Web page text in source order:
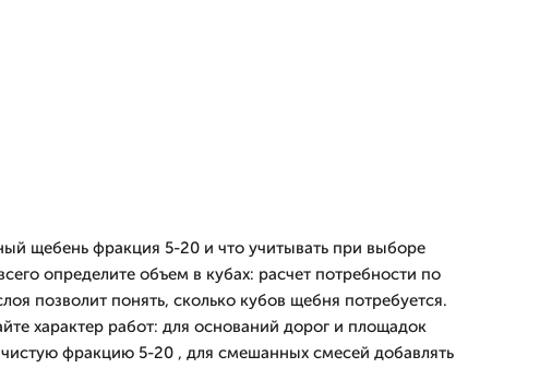
щебень фракция 5-20 и что учитывать при выборе
определите объем в кубах: расчет потребности по
позволит понять, сколько кубов щебня потребуется.
характер работ: для оснований дорог и площадок
чистую фракцию 5-20 , для смешанных смесей добавлять